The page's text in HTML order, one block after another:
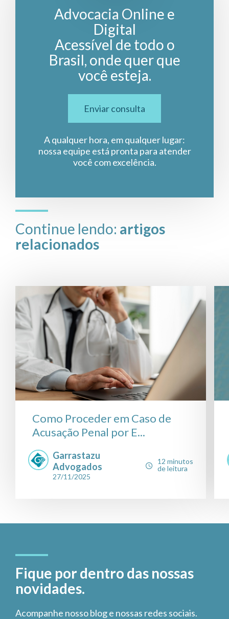
Advocacia Online e
Digital
Acessível de todo o
Brasil, onde quer que
você esteja.
Enviar consulta
A qualquer hora, em qualquer lugar:
nossa equipe está pronta para atender
você com excelência.
Continue lendo: artigos
relacionados
Como Proceder em Caso de
Acusação Penal por E...
Garrastazu
Advogados
27/11/2025
12 minutos
de leitura
Fique por dentro das nossas
novidades.
Acompanhe nosso blog e nossas redes sociais.